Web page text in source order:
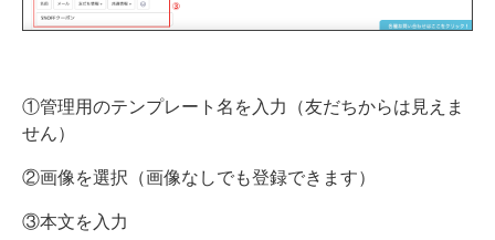
①管理用のテンプレート名を入力（友だちからは見えま
せん）
②画像を選択（画像なしでも登録できます）
③本文を入力